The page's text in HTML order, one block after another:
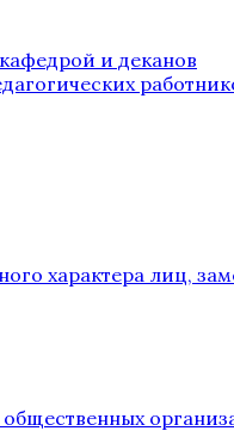
и деканов
характера лиц,